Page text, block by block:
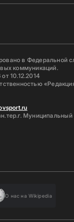
в Федеральной
коммуникаций.
10.12.2014
Муниципальный
О нас на Wikipedia